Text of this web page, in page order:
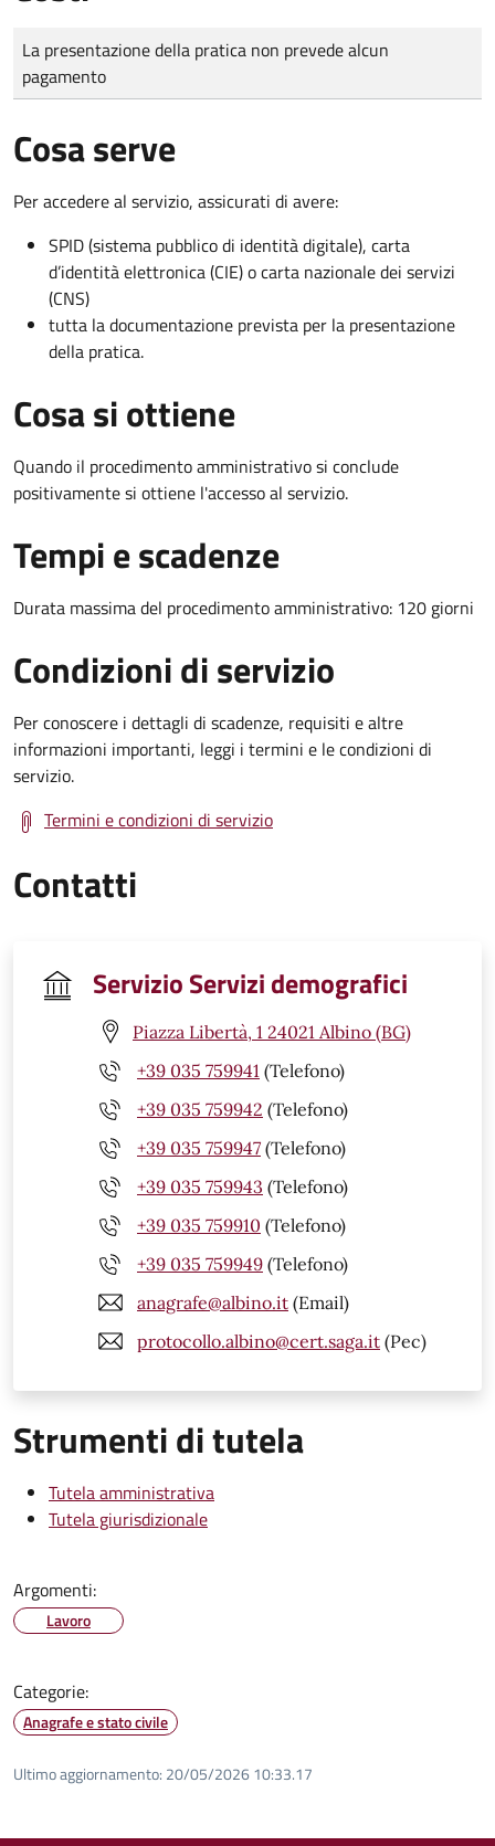
Tipo di pagamento
Importo
La presentazione della pratica non prevede alcun
pagamento
Cosa serve
Per accedere al servizio, assicurati di avere:
SPID (sistema pubblico di identità digitale), carta
d’identità elettronica (CIE) o carta nazionale dei servizi
(CNS)
tutta la documentazione prevista per la presentazione
della pratica.
Cosa si ottiene
Quando il procedimento amministrativo si conclude
positivamente si ottiene l'accesso al servizio.
Tempi e scadenze
Durata massima del procedimento amministrativo: 120 giorni
Condizioni di servizio
Per conoscere i dettagli di scadenze, requisiti e altre
informazioni importanti, leggi i termini e le condizioni di
servizio.
Termini e condizioni di servizio
Contatti
Servizio Servizi demografici
Piazza Libertà, 1 24021 Albino (BG)
+39 035 759941 (Telefono)
+39 035 759942 (Telefono)
+39 035 759947 (Telefono)
+39 035 759943 (Telefono)
+39 035 759910 (Telefono)
+39 035 759949 (Telefono)
anagrafe@albino.it (Email)
protocollo.albino@cert.saga.it (Pec)
Strumenti di tutela
Tutela amministrativa
Tutela giurisdizionale
Argomenti:
Lavoro
Categorie:
Anagrafe e stato civile
Ultimo aggiornamento: 20/05/2026 10:33.17